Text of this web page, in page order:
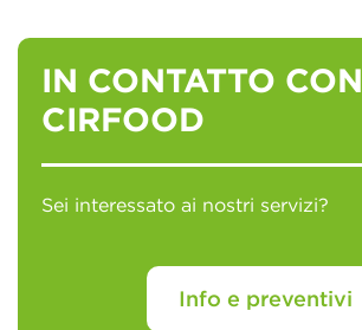
IN CONTATTO CON
CIRFOOD
Sei interessato ai nostri servizi?
Info e preventivi